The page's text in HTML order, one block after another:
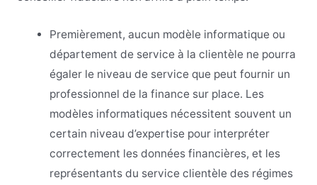
Premièrement, aucun modèle informatique ou
département de service à la clientèle ne pourra
égaler le niveau de service que peut fournir un
professionnel de la finance sur place. Les
modèles informatiques nécessitent souvent un
certain niveau d’expertise pour interpréter
correctement les données financières, et les
représentants du service clientèle des régimes